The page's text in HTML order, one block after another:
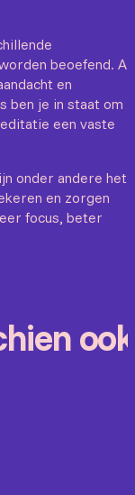
beoefend. Al
en
ben je in staat om
een vaste
onder andere het
en zorgen
focus, beter
ook